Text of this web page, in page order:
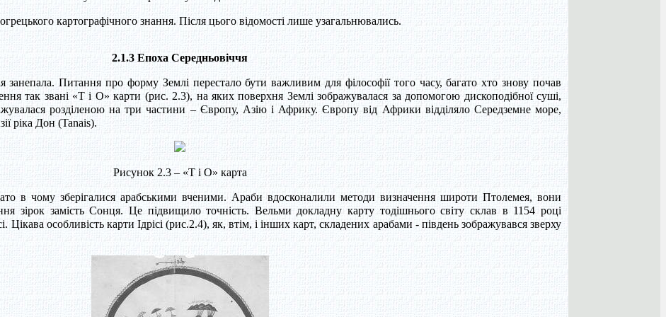
картографічного знання. Після цього відомості лише узагальнювались.
2.1.3 Епоха Середньовіччя
занепала. Питання про форму Землі перестало бути важливим для філософії того часу, багато хто знову почав
так звані «Т і О» карти (рис. 2.3), на яких поверхня Землі зображувалася за допомогою дископодібної суші,
розділеною на три частини – Європу, Азію і Африку. Європу від Африки відділяло Середземне море,
ріка Дон (Tanais).
Рисунок 2.3 – «Т і О» карта
в чому зберігалися арабськими вченими. Араби вдосконалили методи визначення широти Птолемея, вони
зірок замість Сонця. Це підвищило точність. Вельми докладну карту тодішнього світу склав в 1154 році
Цікава особливість карти Ідрісі (рис.2.4), як, втім, і інших карт, складених арабами - південь зображувався зверху